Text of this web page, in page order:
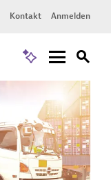
Kontakt Anmelden